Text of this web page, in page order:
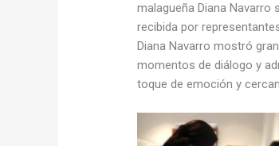
malagueña Diana Navarro
recibida por
Diana Navarro mostró
momentos de diálogo y
toque de emoción y